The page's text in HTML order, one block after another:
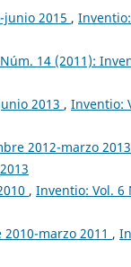
2015 ,
14 (2011):
2013 , Inventio:
2012-marzo 2013
, Inventio: Vol. 6
marzo 2011 ,